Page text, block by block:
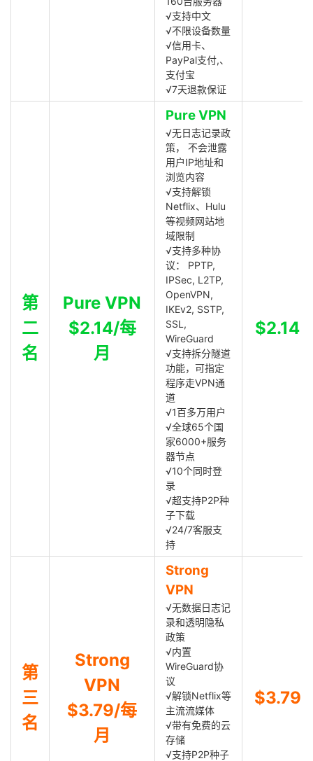
√支持中文
√不限设备数量
√信用卡、
PayPal支付,、
支付宝
√7天退款保证
第
二
名
Pure VPN
$2.14/每
月
Pure VPN
√无日志记录政
策， 不会泄露
用户IP地址和
浏览内容
√支持解锁
Netflix、Hulu
等视频网站地
域限制
√支持多种协
议： PPTP,
IPSec, L2TP,
OpenVPN,
IKEv2, SSTP,
SSL,
WireGuard
√支持拆分隧道
功能，可指定
程序走VPN通
道
√1百多万用户
√全球65个国
家6000+服务
器节点
√10个同时登
录
√超支持P2P种
子下载
√24/7客服支
持
$2.14
第
三
名
Strong
VPN
$3.79/每
月
Strong
VPN
√无数据日志记
录和透明隐私
政策
√内置
WireGuard协
议
√解锁Netflix等
主流流媒体
√带有免费的云
存储
√支持P2P种子
$3.79